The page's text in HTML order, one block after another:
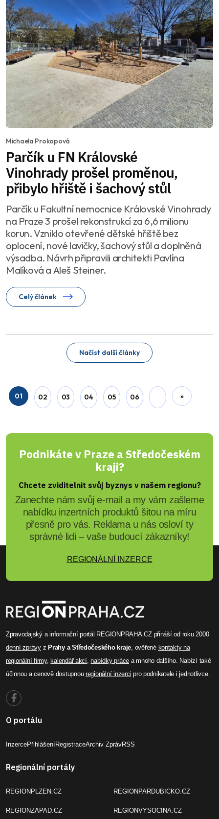
Michaela Prokopová
Parčík u FN Královské
Vinohrady prošel proměnou,
přibylo hřiště i šachový stůl
Parčík u Fakultní nemocnice Královské Vinohrady
na Praze 3 prošel rekonstrukcí za 6,6 milionu
korun. Vzniklo otevřené dětské hřiště bez
oplocení, nové lavičky, šachový stůl a doplněná
výsadba. Návrh připravili architekti Pavlína
Malíková a Aleš Steiner.
Celý článek
Načíst další články
01 02 03 04 05 06 »
Podnikáte v Praze a Středočeském
kraji?
Chcete zviditelnit svůj byznys v našem regionu?
Zanechte nám svůj e-mail a my vám zašleme
nabídku inzertních produktů šitou na míru
přesně pro vás. Reklama u nás osloví ty
správné lidi – vaše budoucí zákazníky!
REGIONÁLNÍ INZERCE
Zpravodajský a informační portál REGIONPRAHA.CZ přináší od roku 2000
denní zprávyz Prahy a Středočeského kraje, ověřené kontakty na
regionální firmy, kalendář akcí,nabídky práce a mnoho dalšího. Nabízí také
účinnou a cenově dostupnou regionální inzerci pro podnikatele i jednotlivce.
O portálu
InzercePřihlášeníRegistraceArchiv ZprávRSS
Regionální portály
REGIONPLZEN.CZ
REGIONZAPAD.CZ
REGIONPARDUBICKO.CZ
REGIONVYSOCINA.CZ